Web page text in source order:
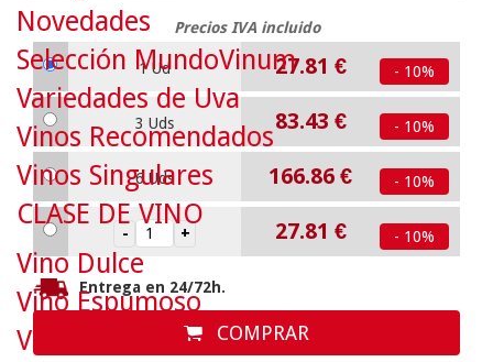
Precios IVA incluido
1 Ud 27.81 € - 10%
3 Uds 83.43 € - 10%
6 Uds 166.86 € - 10%
27.81 € - 10%
Entrega en 24/72h.
COMPRAR
Novedades
Selección MundoVinum
Variedades de Uva
Vinos Recomendados
Vinos Singulares
CLASE DE VINO
Vino Dulce
Vino Espumoso
Vino Generoso